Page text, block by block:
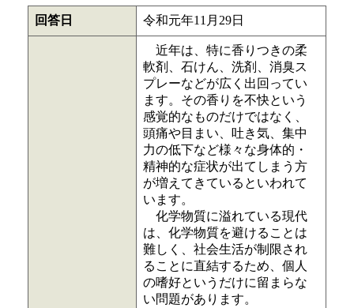
回答日 令和元年11月29日
近年は、特に香りつきの柔
軟剤、石けん、洗剤、消臭ス
プレーなどが広く出回ってい
ます。その香りを不快という
感覚的なものだけではなく、
頭痛や目まい、吐き気、集中
力の低下など様々な身体的・
精神的な症状が出てしまう方
が増えてきているといわれて
います。
化学物質に溢れている現代
は、化学物質を避けることは
難しく、社会生活が制限され
ることに直結するため、個人
の嗜好というだけに留まらな
い問題があります。